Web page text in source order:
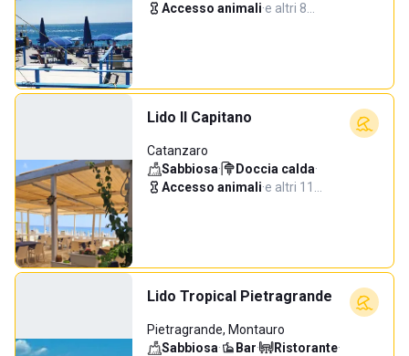
Accesso animali·e altri 8…
Lido Il Capitano
Catanzaro
Sabbiosa· Doccia calda·
Accesso animali·e altri 11…
Lido Tropical Pietragrande
Pietragrande, Montauro
Sabbiosa· Bar· Ristorante·